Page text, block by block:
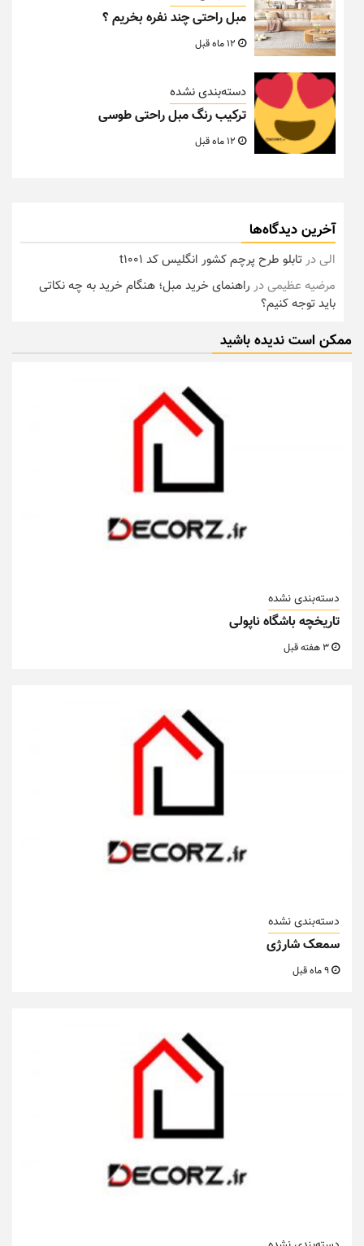
مبل راحتی چند نفره بخریم ؟
دسته‌بندی نشده
ترکیب رنگ مبل راحتی طوسی
آخرین دیدگاه‌ها
الیدرتابلو طرح پرچم کشور انگلیس کد t1001
مرضیه عظیمیدر راهنمای خرید مبل؛ هنگام خرید به چه نکاتی
باید توجه کنیم؟
ممکن است ندیده باشید
دسته‌بندی نشده
تاریخچه باشگاه ناپولی
دسته‌بندی نشده
سمعک شارژی